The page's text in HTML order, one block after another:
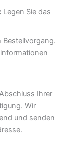
Legen Sie das
Ihrer
Wir
und senden